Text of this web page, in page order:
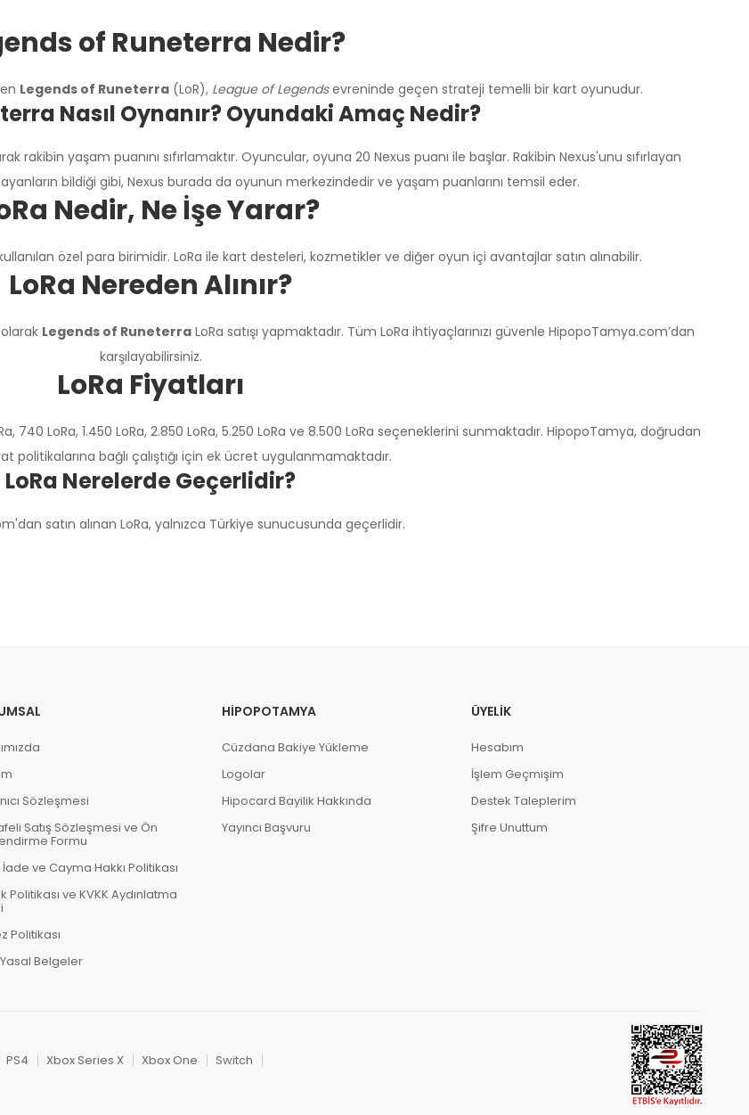
of Runeterra Nedir?
Legends of Runeterra (LoR), League of Legendsevreninde geçen strateji temelli bir kart oyunudur.
Nasıl Oynanır? Oyundaki Amaç Nedir?
yaşam puanını sıfırlamaktır. Oyuncular, oyuna 20 Nexus puanı ile başlar. Rakibin Nexus'unu sıfırlayan
bildiği gibi, Nexus burada da oyunun merkezindedir ve yaşam puanlarını temsil eder.
Nedir, Ne İşe Yarar?
özel para birimidir. LoRa ile kart desteleri, kozmetikler ve diğer oyun içi avantajlar satın alınabilir.
LoRa Nereden Alınır?
Legends of Runeterra LoRa satışı yapmaktadır. Tüm LoRa ihtiyaçlarınızı güvenle HipopoTamya.com’dan
karşılayabilirsiniz.
LoRa Fiyatları
LoRa, 1.450 LoRa, 2.850 LoRa, 5.250 LoRa ve 8.500 LoRa seçeneklerini sunmaktadır. HipopoTamya, doğrudan
politikalarına bağlı çalıştığı için ek ücret uygulanmamaktadır.
LoRa Nerelerde Geçerlidir?
satın alınan LoRa, yalnızca Türkiye sunucusunda geçerlidir.
Sözleşmesi
Satış Sözleşmesi ve Ön
Formu
ve Cayma Hakkı Politikası
Politikası ve KVKK Aydınlatma
Politikası
Belgeler
HIPOPOTAMYA
Cüzdana Bakiye Yükleme
Logolar
Hipocard Bayilik Hakkında
Yayıncı Başvuru
ÜYELIK
Hesabım
İşlem Geçmişim
Destek Taleplerim
Şifre Unuttum
PS4 Xbox Series X Xbox One Switch